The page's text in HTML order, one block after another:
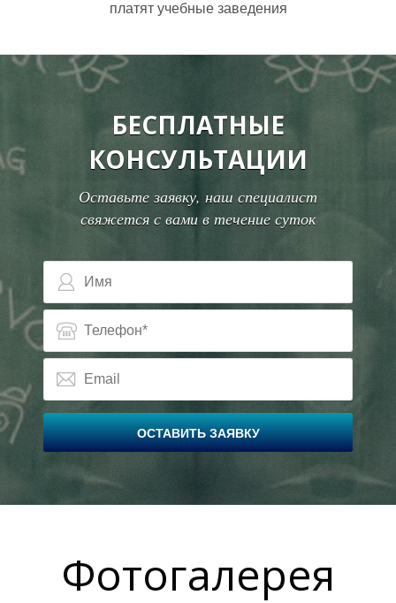
О
О
платят учебные заведения
БЕСПЛАТНЫЕ
КОНСУЛЬТАЦИИ
Оставьте заявку, наш специалист
свяжется с вами в течение суток
ОСТАВИТЬ ЗАЯВКУ
Фотогалерея